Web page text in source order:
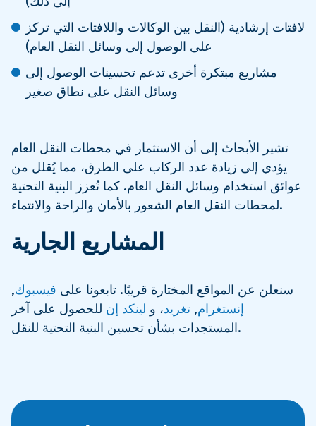
لافتات إرشادية (النقل بين الوكالات واللافتات التي تركز
على الوصول إلى وسائل النقل العام)
مشاريع مبتكرة أخرى تدعم تحسينات الوصول إلى
وسائل النقل على نطاق صغير
تشير الأبحاث إلى أن الاستثمار في محطات النقل العام
يؤدي إلى زيادة عدد الركاب على الطرق، مما يُقلل من
عوائق استخدام وسائل النقل العام. كما تُعزز البنية التحتية
لمحطات النقل العام الشعور بالأمان والراحة والانتماء.
المشاريع الجارية
سنعلن عن المواقع المختارة قريبًا. تابعونا على فيسبوك,
إنستغرام, تغريد، و لينكد إن للحصول على آخر
المستجدات بشأن تحسين البنية التحتية للنقل.